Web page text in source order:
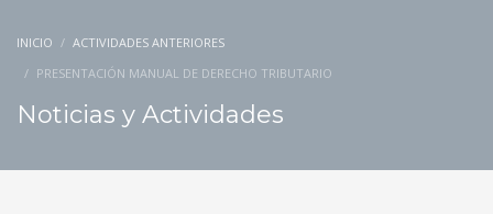
INICIO
ACTIVIDADES ANTERIORES
PRESENTACIÓN MANUAL DE DERECHO TRIBUTARIO
Noticias y Actividades